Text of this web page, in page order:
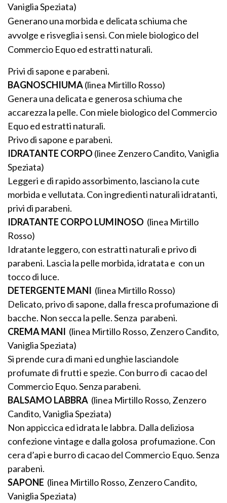
Vaniglia Speziata)
Generano una morbida e delicata schiuma che
avvolge e risveglia i sensi. Con miele biologico del
Commercio Equo ed estratti naturali.
Privi di sapone e parabeni.
BAGNOSCHIUMA(linea Mirtillo Rosso)
Genera una delicata e generosa schiuma che
accarezza la pelle. Con miele biologico del Commercio
Equo ed estratti naturali.
Privo di sapone e parabeni.
IDRATANTE CORPO (linee Zenzero Candito, Vaniglia
Speziata)
Leggeri e di rapido assorbimento, lasciano la cute
morbida e vellutata. Con ingredienti naturali idratanti,
privi di parabeni.
IDRATANTE CORPO LUMINOSO (linea Mirtillo
Rosso)
Idratante leggero, con estratti naturali e privo di
parabeni. Lascia la pelle morbida, idratata e con un
tocco di luce.
DETERGENTE MANI (linea Mirtillo Rosso)
Delicato, privo di sapone, dalla fresca profumazione di
bacche. Non secca la pelle. Senza parabeni.
CREMA MANI (linea Mirtillo Rosso, Zenzero Candito,
Vaniglia Speziata)
Si prende cura di mani ed unghie lasciandole
profumate di frutti e spezie. Con burro di cacao del
Commercio Equo. Senza parabeni.
BALSAMO LABBRA (linea Mirtillo Rosso, Zenzero
Candito, Vaniglia Speziata)
Non appiccica ed idrata le labbra. Dalla deliziosa
confezione vintage e dalla golosa profumazione. Con
cera d’api e burro di cacao del Commercio Equo. Senza
parabeni.
SAPONE (linea Mirtillo Rosso, Zenzero Candito,
Vaniglia Speziata)